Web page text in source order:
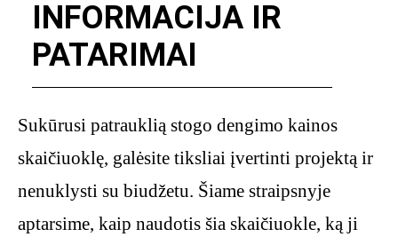
INFORMACIJA IR
PATARIMAI
Sukūrusi patrauklią stogo dengimo kainos
skaičiuoklę, galėsite tiksliai įvertinti projektą ir
nenuklysti su biudžetu. Šiame straipsnyje
aptarsime, kaip naudotis šia skaičiuokle, ką ji